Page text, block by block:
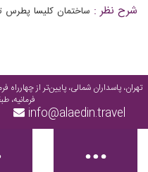
شرح نظر : ساختمان کلیسا پطرس
است، که در همسایگی آن اولین
تهران، پاسداران شمالی، پایین‌تر از
فرمانیه، طبقه 7،
info@alaedin.travel